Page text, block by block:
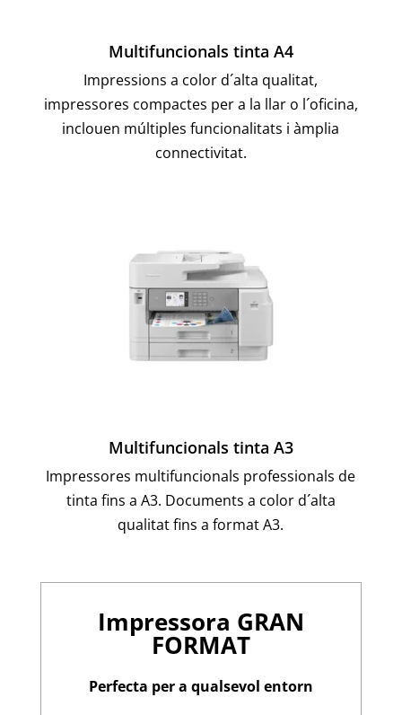
Multifuncionals tinta A4
Impressions a color d´alta qualitat,
impressores compactes per a la llar o l´oficina,
inclouen múltiples funcionalitats i àmplia
connectivitat.
Multifuncionals tinta A3
Impressores multifuncionals professionals de
tinta fins a A3. Documents a color d´alta
qualitat fins a format A3.
Impressora GRAN
FORMAT
Perfecta per a qualsevol entorn